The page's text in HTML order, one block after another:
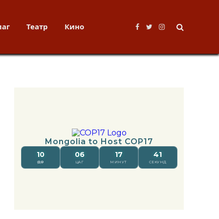
Театр Кино
Facebook
TwitterInstagram